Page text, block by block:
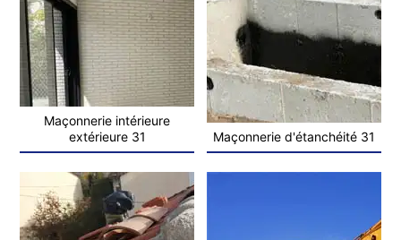
Maçonnerie intérieure
extérieure 31
Maçonnerie d'étanchéité 31